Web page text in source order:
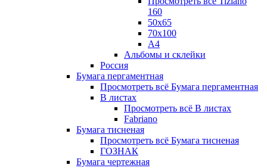
160
50х65
70х100
А4
Альбомы и склейки
Россия
Бумага пергаментная
Просмотреть всё Бумага пергаментная
В листах
Просмотреть всё В листах
Fabriano
Бумага тисненая
Просмотреть всё Бумага тисненая
ГОЗНАК
Бумага чертежная